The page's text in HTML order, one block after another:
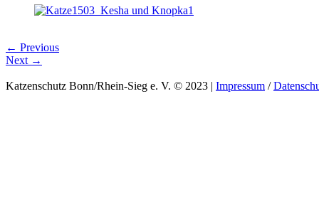
← Previous
Next →
Katzenschutz Bonn/Rhein-Sieg e. V. © 2023 | Impressum /